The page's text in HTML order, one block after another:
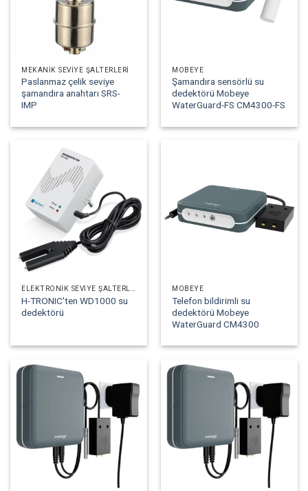
MEKANIK SEVIYE ŞALTERLERI
Paslanmaz çelik seviye
şamandıra anahtarı SRS-
IMP
MOBEYE
Şamandıra sensörlü su
dedektörü Mobeye
WaterGuard-FS CM4300-FS
ELEKTRONIK SEVIYE ŞALTERLERI
H-TRONIC'ten WD1000 su
dedektörü
MOBEYE
Telefon bildirimli su
dedektörü Mobeye
WaterGuard CM4300